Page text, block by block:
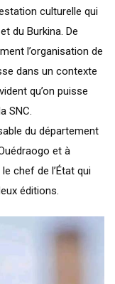
culturelle qui
du Burkina. De
l’organisation de
dans un contexte
qu’on puisse
SNC.
du département
et à
chef de l’État qui
éditions.